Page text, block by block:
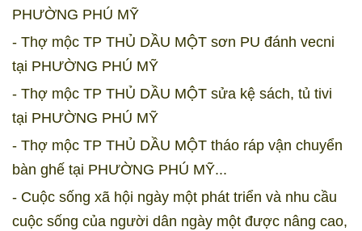
PHƯỜNG PHÚ MỸ
- Thợ mộc TP THỦ DẦU MỘT sơn PU đánh vecni
tại PHƯỜNG PHÚ MỸ
- Thợ mộc TP THỦ DẦU MỘT sửa kệ sách, tủ tivi
tại PHƯỜNG PHÚ MỸ
- Thợ mộc TP THỦ DẦU MỘT tháo ráp vận chuyển
bàn ghế tại PHƯỜNG PHÚ MỸ...
- Cuộc sống xã hội ngày một phát triển và nhu cầu
cuộc sống của người dân ngày một được nâng cao,